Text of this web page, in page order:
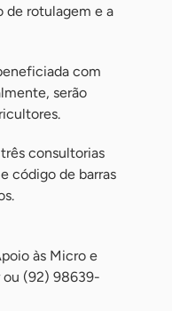
de rotulagem e a
com
serão
consultorias
código de barras
às Micro e
ou (92) 98639-